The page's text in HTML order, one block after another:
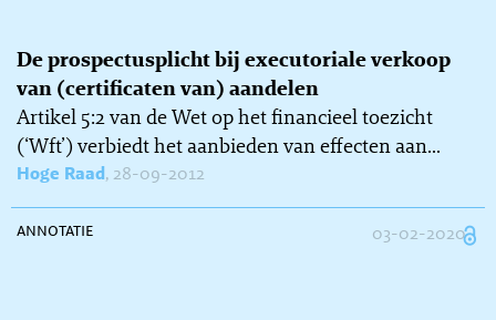
De prospectusplicht bij executoriale verkoop
van (certificaten van) aandelen
Artikel 5:2 van de Wet op het financieel toezicht
(‘Wft’) verbiedt het aanbieden van effecten aan...
Hoge Raad, 28-09-2012
annotatie 03-02-2020